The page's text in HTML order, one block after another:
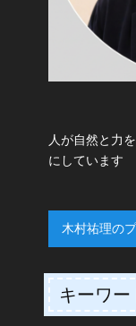
人が自然と力
にしています
木村祐理の
キーワ